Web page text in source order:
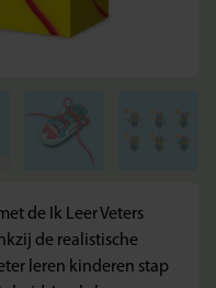
de Ik Leer Veters
de realistische
leren kinderen stap